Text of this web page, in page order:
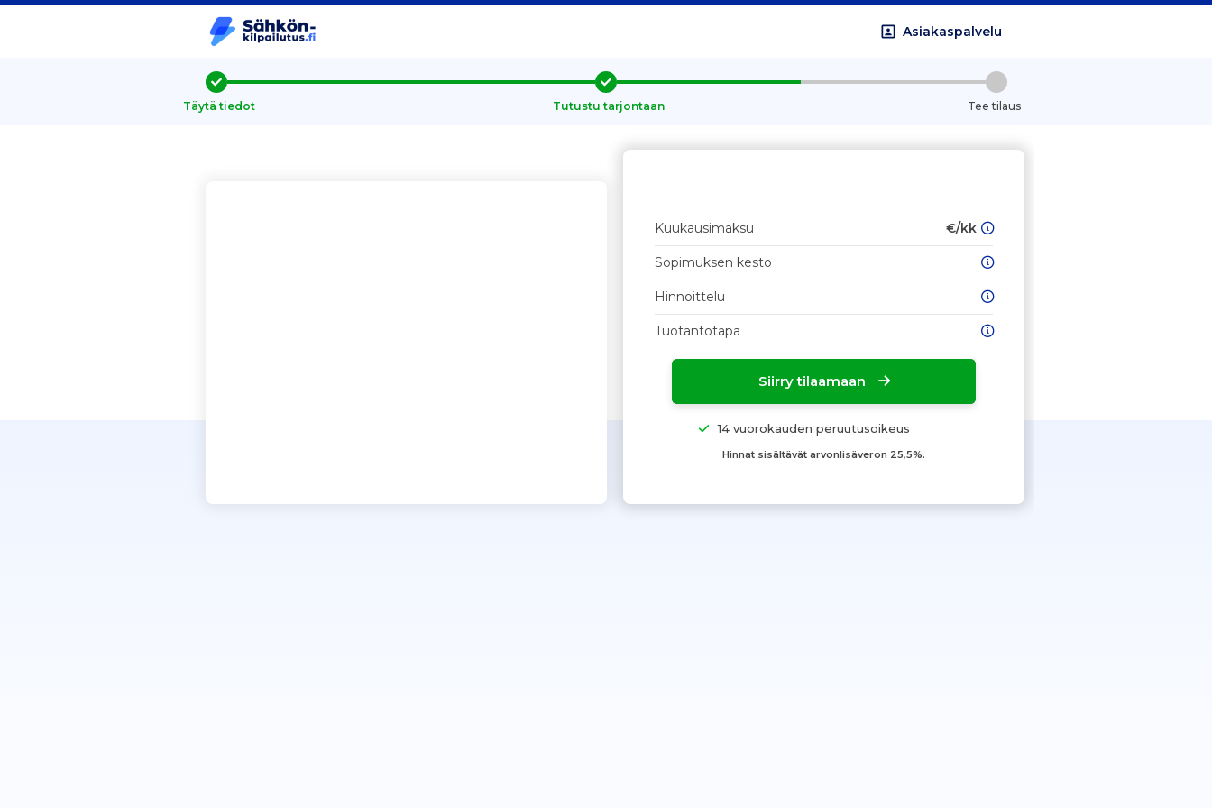
Asiakaspalvelu
Täytä tiedot Tutustu tarjontaan Tee tilaus
Kuukausimaksu €/kk
Sopimuksen kesto
Hinnoittelu
Tuotantotapa
Siirry tilaamaan
14 vuorokauden peruutusoikeus
Hinnat sisältävät arvonlisäveron 25,5%.